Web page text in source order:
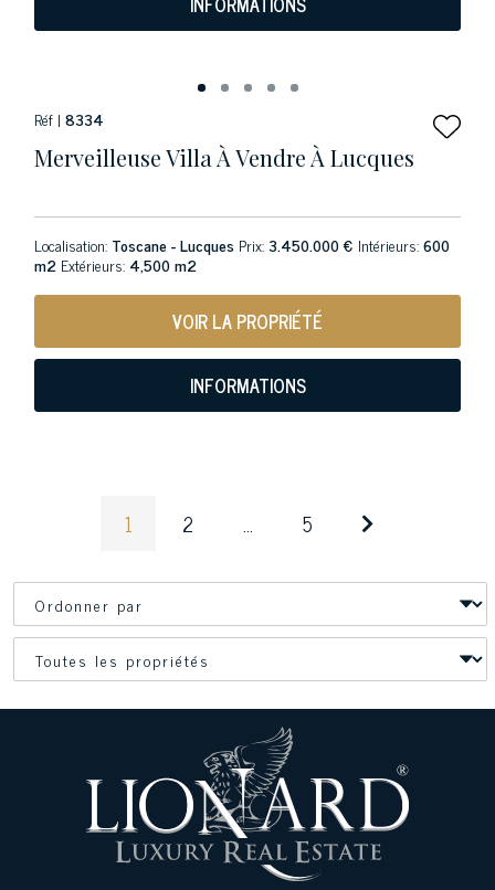
Réf | 8334
Merveilleuse Villa À Vendre À Lucques
Localisation: Toscane - Lucques Prix:3.450.000 € Intérieurs:600
m2 Extérieurs: 4,500 m2
VOIR LA PROPRIÉTÉ
INFORMATIONS
1 2 ... 5